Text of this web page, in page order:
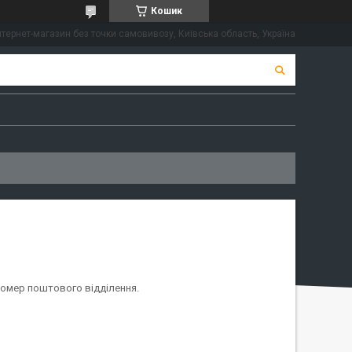
Кошик
магазин без точки самовивозу, Київська область, Україна
поштового відділення.